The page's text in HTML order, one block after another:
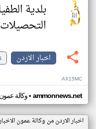
بلدية
التحصيلات
اخبار الاردن
AX15MC
وكالة عمون• ammonnews.net
اخبار الاردن من وكالة عمون